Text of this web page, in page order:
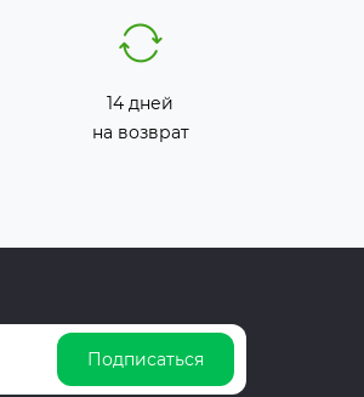
14 дней
на возврат
Подписаться